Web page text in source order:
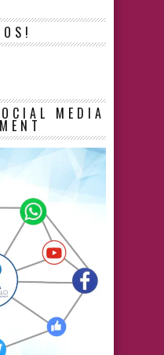
MEDIA